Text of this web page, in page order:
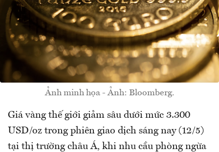
Ảnh minh họa - Ảnh: Bloomberg.
Giá vàng thế giới giảm sâu dưới mức 3.300
USD/oz trong phiên giao dịch sáng nay (12/5)
tại thị trường châu Á, khi nhu cầu phòng ngừa